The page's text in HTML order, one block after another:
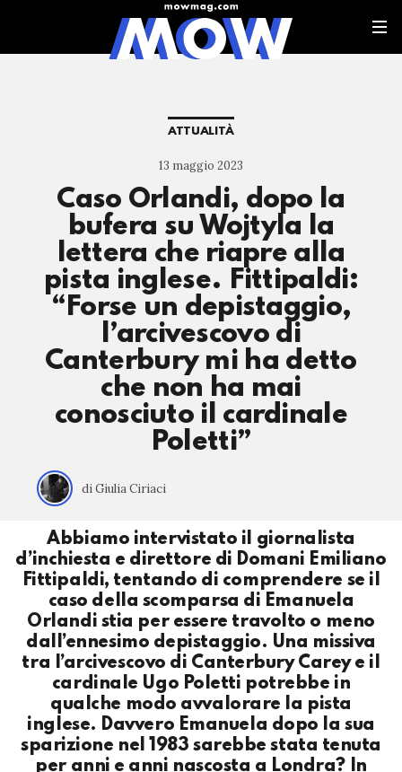
ATTUALITÀ
13 maggio 2023
Caso Orlandi, dopo la
bufera su Wojtyla la
lettera che riapre alla
pista inglese. Fittipaldi:
“Forse un depistaggio,
l’arcivescovo di
Canterbury mi ha detto
che non ha mai
conosciuto il cardinale
Poletti”
di Giulia Ciriaci
Abbiamo intervistato il giornalista
d’inchiesta e direttore di Domani Emiliano
Fittipaldi, tentando di comprendere se il
caso della scomparsa di Emanuela
Orlandi stia per essere travolto o meno
dall’ennesimo depistaggio. Una missiva
tra l’arcivescovo di Canterbury Carey e il
cardinale Ugo Poletti potrebbe in
qualche modo avvalorare la pista
inglese. Davvero Emanuela dopo la sua
sparizione nel 1983 sarebbe stata tenuta
per anni e anni nascosta a Londra? In